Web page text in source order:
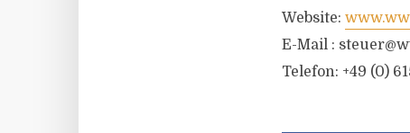
Website:
E-Mail :
Telefon: +49 (0)